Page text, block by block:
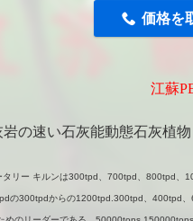
価格を
江蘇
の速い石灰能動態石灰植物
タリー キルンは300tpd、700tpd、800tpd
の300tpdからの1200tpd.300tpd、400tpd